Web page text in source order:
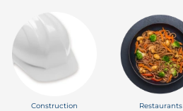
Construction Restaurants